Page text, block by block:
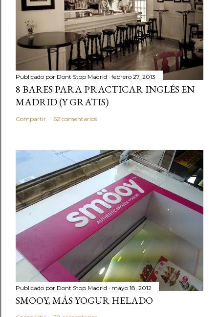
Publicado por Dont Stop Madrid febrero 27, 2013
8 BARES PARA PRACTICAR INGLÉS EN
MADRID (Y GRATIS)
Compartir 62 comentarios
Publicado por Dont Stop Madrid mayo 18, 2012
SMOOY, MÁS YOGUR HELADO